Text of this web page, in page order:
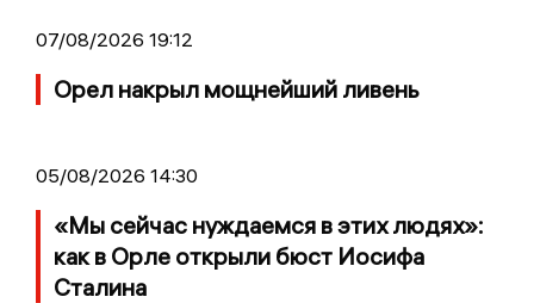
07/08/2026 19:12
Орел накрыл мощнейший ливень
05/08/2026 14:30
«Мы сейчас нуждаемся в этих людях»:
как в Орле открыли бюст Иосифа
Сталина